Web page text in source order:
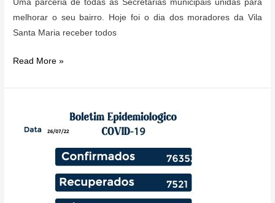
Uma parceria de todas as Secretarias municipais unidas para
melhorar o seu bairro. Hoje foi o dia dos moradores da Vila
Santa Maria receber todos
Projeto
Bairro,
Read More »